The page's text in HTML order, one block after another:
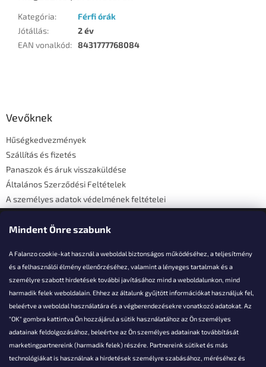
Mindent Önre szabunk
A Falanzo cookie-kat használ a weboldal biztonságos működéséhez, a teljesítmény
és a felhasználói élmény ellenőrzéséhez, valamint a lényeges tartalmak és a
személyre szabott hirdetések további javításához mind a weboldalunkon, mind
harmadik felek weboldalain. Ehhez az általunk gyűjtött információkat használjuk fel,
beleértve a weboldal használatára és a végberendezésekre vonatkozó adatokat. Az
"OK" gombra kattintva Ön hozzájárul a sütik használatához az Ön személyes
adatainak feldolgozásához, beleértve az Ön személyes adatainak továbbítását
marketingpartnereink (harmadik felek) részére. Partnereink sütiket és más
technológiákat is használnak a hirdetések személyre szabásához, méréséhez és
Kategória:
Férfi órák
Jótállás:
2 év
EAN vonalkód: 8431777768084
Vevőknek
Hűségkedvezmények
Szállítás és fizetés
Panaszok és áruk visszaküldése
Általános Szerződési Feltételek
A személyes adatok védelmének feltételei
Elérhetőségi adatok
Akarsz kérdezni valamit?
info@falanzo.hu